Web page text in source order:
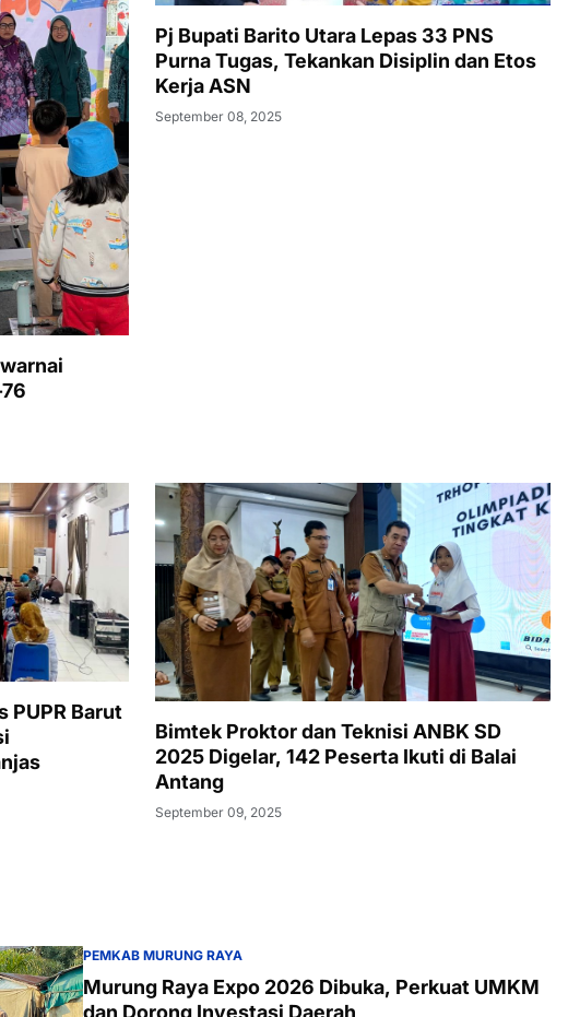
Pj Bupati Barito Utara Lepas 33 PNS
Purna Tugas, Tekankan Disiplin dan Etos
Kerja ASN
September 08, 2025
PUPR Barut
Bimtek Proktor dan Teknisi ANBK SD
2025 Digelar, 142 Peserta Ikuti di Balai
Antang
September 09, 2025
PEMKAB MURUNG RAYA
Murung Raya Expo 2026 Dibuka, Perkuat UMKM
dan Dorong Investasi Daerah